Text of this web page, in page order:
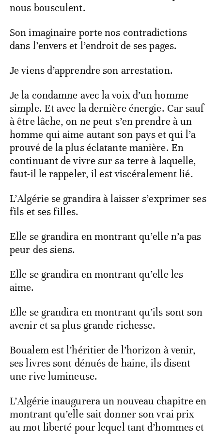
nous bousculent.
Son imaginaire porte nos contradictions
dans l’envers et l’endroit de ses pages.
Je viens d’apprendre son arrestation.
Je la condamne avec la voix d’un homme
simple. Et avec la dernière énergie. Car sauf
à être lâche, on ne peut s’en prendre à un
homme qui aime autant son pays et qui l’a
prouvé de la plus éclatante manière. En
continuant de vivre sur sa terre à laquelle,
faut-il le rappeler, il est viscéralement lié.
L’Algérie se grandira à laisser s’exprimer ses
fils et ses filles.
Elle se grandira en montrant qu’elle n’a pas
peur des siens.
Elle se grandira en montrant qu’elle les
aime.
Elle se grandira en montrant qu’ils sont son
avenir et sa plus grande richesse.
Boualem est l’héritier de l’horizon à venir,
ses livres sont dénués de haine, ils disent
une rive lumineuse.
L’Algérie inaugurera un nouveau chapitre en
montrant qu’elle sait donner son vrai prix
au mot liberté pour lequel tant d’hommes et